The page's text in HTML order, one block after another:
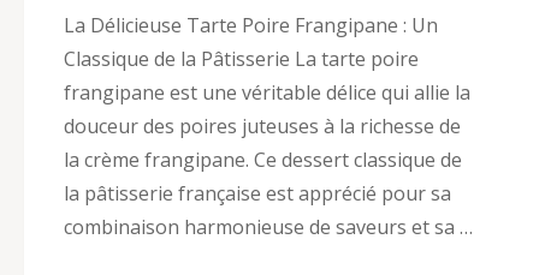
La Délicieuse Tarte Poire Frangipane : Un
Classique de la Pâtisserie La tarte poire
frangipane est une véritable délice qui allie la
douceur des poires juteuses à la richesse de
la crème frangipane. Ce dessert classique de
la pâtisserie française est apprécié pour sa
combinaison harmonieuse de saveurs et sa …